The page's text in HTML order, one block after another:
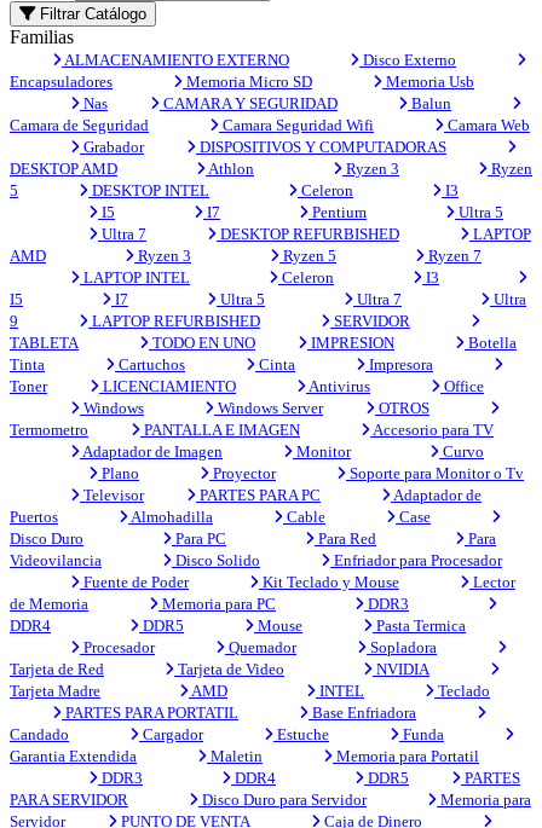
Filtrar Catálogo
Familias
ALMACENAMIENTO EXTERNO
Disco Externo
Encapsuladores
Memoria Micro SD
Memoria Usb
Nas
CAMARA Y SEGURIDAD
Balun
Camara de Seguridad
Camara Seguridad Wifi
Camara Web
Grabador
DISPOSITIVOS Y COMPUTADORAS
DESKTOP AMD
Athlon Ryzen 3
Ryzen
5
DESKTOP INTEL Celeron
I3
I5
I7 Pentium
Ultra 5
Ultra 7
DESKTOP REFURBISHED
LAPTOP
AMD
Ryzen 3 Ryzen 5
Ryzen 7
LAPTOP INTEL
Celeron
I3
I5
I7 Ultra 5 Ultra 7
Ultra
9
LAPTOP REFURBISHED
SERVIDOR
TABLETA
TODO EN UNO IMPRESION
Botella
Tinta
Cartuchos Cinta
Impresora
Toner
LICENCIAMIENTO Antivirus
Office
Windows
Windows Server
OTROS
Termometro
PANTALLA E IMAGEN
Accesorio para TV
Adaptador de Imagen
Monitor
Curvo
Plano
Proyector
Soporte para Monitor o Tv
Televisor
PARTES PARA PC
Adaptador de
Puertos
Almohadilla Cable
Case
Disco Duro
Para PC Para Red
Para
Videovilancia
Disco Solido
Enfriador para Procesador
Fuente de Poder
Kit Teclado y Mouse
Lector
de Memoria
Memoria para PC
DDR3
DDR4
DDR5 Mouse
Pasta Termica
Procesador
Quemador
Sopladora
Tarjeta de Red
Tarjeta de Video
NVIDIA
Tarjeta Madre
AMD INTEL
Teclado
PARTES PARA PORTATIL
Base Enfriadora
Candado
Cargador Estuche
Funda
Garantia Extendida
Maletin
Memoria para Portatil
DDR3
DDR4 DDR5
PARTES
PARA SERVIDOR
Disco Duro para Servidor
Memoria para
Servidor
PUNTO DE VENTA Caja de Dinero